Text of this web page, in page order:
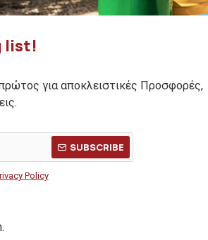
list!
για αποκλειστικές Προσφορές,
SUBSCRIBE
Policy
22,50€
12,00€
12,00€
ΚΑΛΥΤΕΡΗ ΤΙΜΗ 30 ΗΜΕΡΩΝ: